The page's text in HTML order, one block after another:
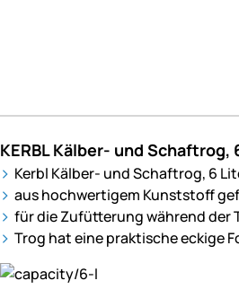
KERBL Kälber- und Schaftrog,
Kerbl Kälber- und Schaftrog, 6
aus hochwertigem Kunststoff
für die Zufütterung während der
Trog hat eine praktische eckige